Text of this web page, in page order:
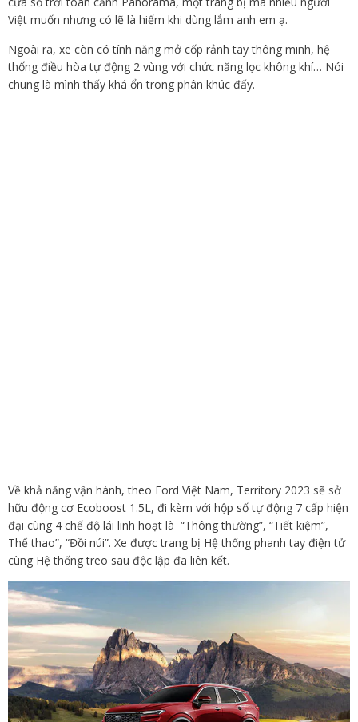
Việt muốn nhưng có lẽ là hiếm khi dùng lắm anh em ạ.
Ngoài ra, xe còn có tính năng mở cốp rảnh tay thông minh, hệ
thống điều hòa tự động 2 vùng với chức năng lọc không khí… Nói
chung là mình thấy khá ổn trong phân khúc đấy.
Về khả năng vận hành, theo Ford Việt Nam, Territory 2023 sẽ sở
hữu động cơ Ecoboost 1.5L, đi kèm với hộp số tự động 7 cấp hiện
đại cùng 4 chế độ lái linh hoạt là “Thông thường”, “Tiết kiệm”,
Thể thao”, “Đồi núi”. Xe được trang bị Hệ thống phanh tay điện tử
cùng Hệ thống treo sau độc lập đa liên kết.